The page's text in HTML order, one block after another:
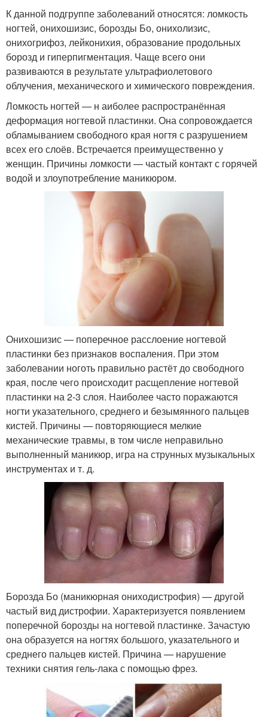
К данной подгруппе заболеваний относятся: ломкость
ногтей, онихошизис, борозды Бо, онихолизис,
онихогрифоз, лейконихия, образование продольных
борозд и гиперпигментация. Чаще всего они
развиваются в результате ультрафиолетового
облучения, механического и химического повреждения.
Ломкость ногтей — н аиболее распространённая
деформация ногтевой пластинки. Она сопровождается
обламыванием свободного края ногтя с разрушением
всех его слоёв. Встречается преимущественно у
женщин. Причины ломкости — частый контакт с горячей
водой и злоупотребление маникюром.
Онихошизис — поперечное расслоение ногтевой
пластинки без признаков воспаления. При этом
заболевании ноготь правильно растёт до свободного
края, после чего происходит расщепление ногтевой
пластинки на 2-3 слоя. Наиболее часто поражаются
ногти указательного, среднего и безымянного пальцев
кистей. Причины — повторяющиеся мелкие
механические травмы, в том числе неправильно
выполненный маникюр, игра на струнных музыкальных
инструментах и т. д.
Борозда Бо (маникюрная ониходистрофия) — другой
частый вид дистрофии. Характеризуется появлением
поперечной борозды на ногтевой пластинке. Зачастую
она образуется на ногтях большого, указательного и
среднего пальцев кистей. Причина — нарушение
техники снятия гель-лака с помощью фрез.